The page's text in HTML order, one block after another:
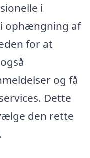
i
ophængning af
for at
og få
Dette
den rette